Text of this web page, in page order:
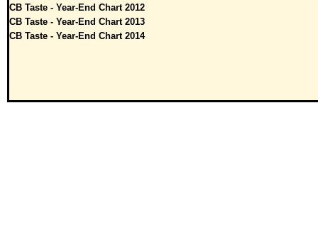
CB Taste - Year-End Chart 2012
CB Taste - Year-End Chart 2013
CB Taste - Year-End Chart 2014